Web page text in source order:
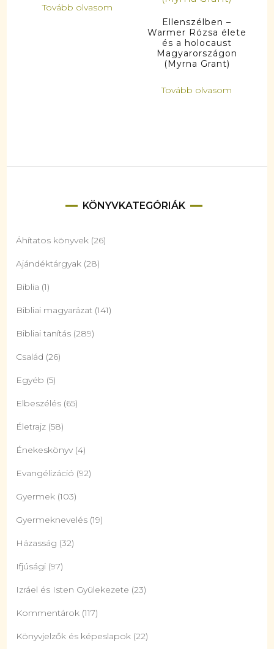
Tovább olvasom
Ellenszélben –
Warmer Rózsa élete
és a holocaust
Magyarországon
(Myrna Grant)
Tovább olvasom
KÖNYVKATEGÓRIÁK
Áhítatos könyvek (26)
Ajándéktárgyak (28)
Biblia (1)
Bibliai magyarázat (141)
Bibliai tanítás (289)
Család (26)
Egyéb (5)
Elbeszélés (65)
Életrajz (58)
Énekeskönyv (4)
Evangélizáció (92)
Gyermek (103)
Gyermeknevelés (19)
Házasság (32)
Ifjúsági (97)
Izráel és Isten Gyülekezete (23)
Kommentárok (117)
Könyvjelzők és képeslapok (22)